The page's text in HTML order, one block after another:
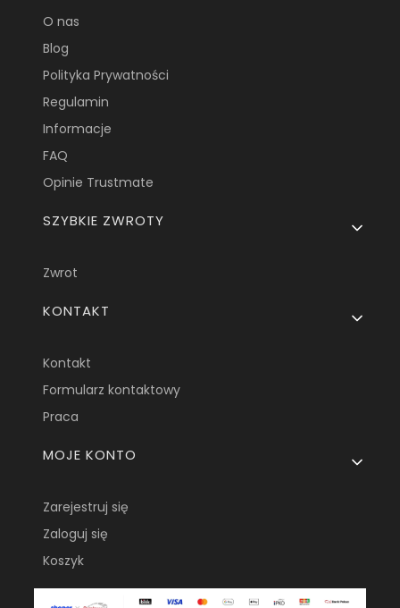
O nas
Blog
Polityka Prywatności
Regulamin
Informacje
FAQ
Opinie Trustmate
SZYBKIE ZWROTY
Zwrot
KONTAKT
Kontakt
Formularz kontaktowy
Praca
MOJE KONTO
Zarejestruj się
Zaloguj się
Koszyk